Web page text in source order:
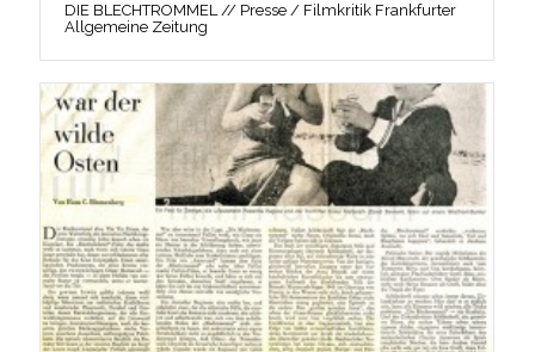
DIE BLECHTROMMEL // Presse / Filmkritik Frankfurter
Allgemeine Zeitung